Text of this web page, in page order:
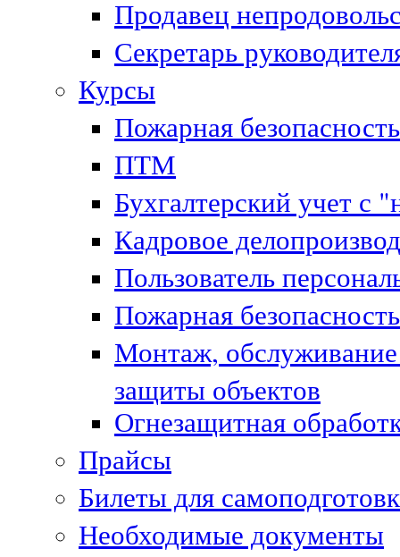
Продавец
Секретарь
Курсы
Пожарная безопасность
ПТМ
Бухгалтерский учет с
Кадровое
Пользователь
Пожарная
Монтаж,
защиты объектов
Огнезащитная
Прайсы
Билеты для
Необходимые документы